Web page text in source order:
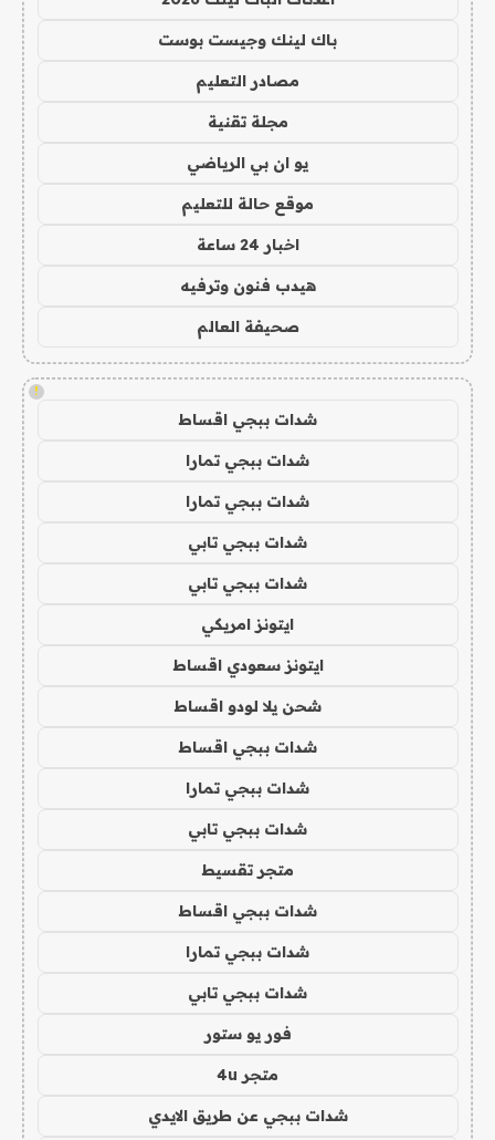
باك لينك وجيست بوست
مصادر التعليم
مجلة تقنية
يو ان بي الرياضي
موقع حالة للتعليم
اخبار 24 ساعة
هيدب فنون وترفيه
صحيفة العالم
!
شدات ببجي اقساط
شدات ببجي تمارا
شدات ببجي تمارا
شدات ببجي تابي
شدات ببجي تابي
ايتونز امريكي
ايتونز سعودي اقساط
شحن يلا لودو اقساط
شدات ببجي اقساط
شدات ببجي تمارا
شدات ببجي تابي
متجر تقسيط
شدات ببجي اقساط
شدات ببجي تمارا
شدات ببجي تابي
فور يو ستور
متجر 4u
شدات ببجي عن طريق الايدي